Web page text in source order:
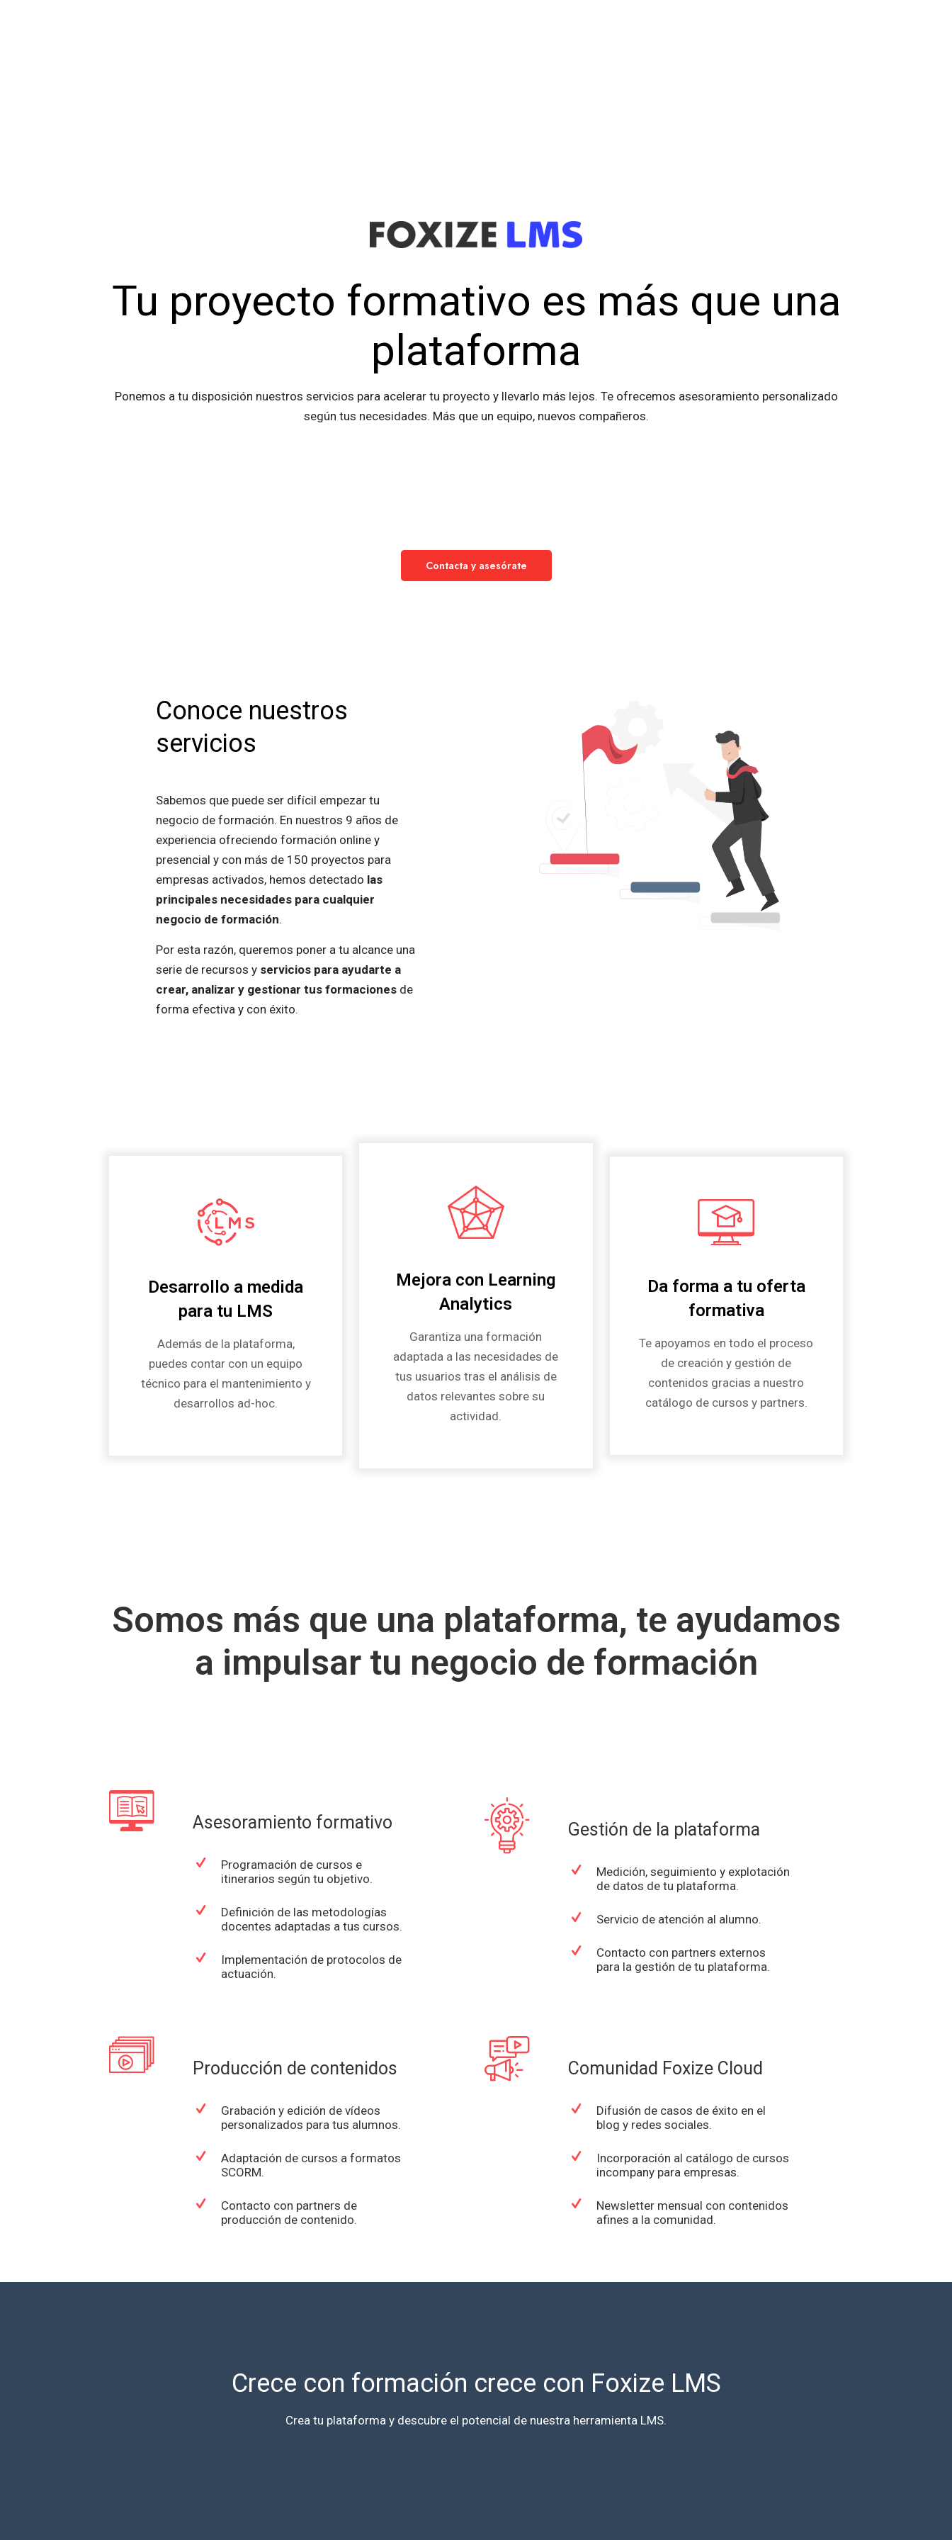
Tu proyecto formativo es más que una
plataforma
Ponemos a tu disposición nuestros servicios para acelerar tu proyecto y llevarlo más lejos. Te ofrecemos asesoramiento personalizado
según tus necesidades. Más que un equipo, nuevos compañeros.
Contacta y asesórate
Conoce nuestros
servicios
Sabemos que puede ser difícil empezar tu
negocio de formación. En nuestros 9 años de
experiencia ofreciendo formación online y
presencial y con más de 150 proyectos para
empresas activados, hemos detectado las
principales necesidades para cualquier
negocio de formación.
Por esta razón, queremos poner a tu alcance una
serie de recursos y servicios para ayudarte a
crear, analizar y gestionar tus formaciones de
forma efectiva y con éxito.
Desarrollo a medida
para tu LMS
Además de la plataforma,
puedes contar con un equipo
técnico para el mantenimiento y
desarrollos ad-hoc.
Mejora con Learning
Analytics
Garantiza una formación
adaptada a las necesidades de
tus usuarios tras el análisis de
datos relevantes sobre su
actividad.
Da forma a tu oferta
formativa
Te apoyamos en todo el proceso
de creación y gestión de
contenidos gracias a nuestro
catálogo de cursos y partners.
Somos más que una plataforma, te ayudamos
a impulsar tu negocio de formación
Asesoramiento formativo
Programación de cursos e
itinerarios según tu objetivo.
Definición de las metodologías
docentes adaptadas a tus cursos.
Implementación de protocolos de
actuación.
Gestión de la plataforma
Medición, seguimiento y explotación
de datos de tu plataforma.
Servicio de atención al alumno.
Contacto con partners externos
para la gestión de tu plataforma.
Producción de contenidos
Grabación y edición de vídeos
personalizados para tus alumnos.
Adaptación de cursos a formatos
SCORM.
Contacto con partners de
producción de contenido.
Comunidad Foxize Cloud
Difusión de casos de éxito en el
blog y redes sociales.
Incorporación al catálogo de cursos
incompany para empresas.
Newsletter mensual con contenidos
afines a la comunidad.
Crece con formación crece con Foxize LMS
Crea tu plataforma y descubre el potencial de nuestra herramienta LMS.